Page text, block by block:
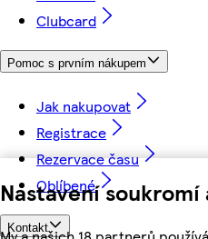
Nastavení soukromí
Clubcard
Pomoc s prvním nákupem
Jak nakupovat
Registrace
Rezervace času
Oblíbené
Kontakt